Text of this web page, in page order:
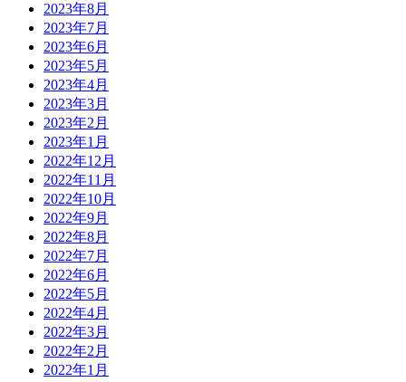
2023年8月
2023年7月
2023年6月
2023年5月
2023年4月
2023年3月
2023年2月
2023年1月
2022年12月
2022年11月
2022年10月
2022年9月
2022年8月
2022年7月
2022年6月
2022年5月
2022年4月
2022年3月
2022年2月
2022年1月